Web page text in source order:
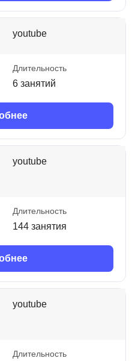
youtube
Длительность
6 занятий
youtube
Длительность
144 занятия
youtube
Длительность